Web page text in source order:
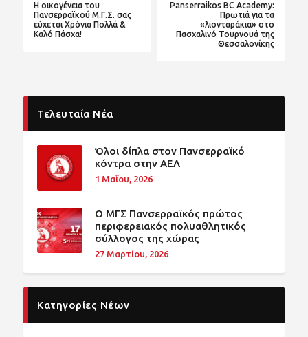
Η οικογένεια του
Πανσερραϊκού Μ.Γ.Σ. σας
εύχεται Χρόνια Πολλά &
Καλό Πάσχα!
Panserraikos BC Academy:
Πρωτιά για τα
«λιονταράκια» στο
Πασχαλινό Τουρνουά της
Θεσσαλονίκης
Τελευταία Νέα
Όλοι δίπλα στον Πανσερραϊκό
κόντρα στην ΑΕΛ
1 Μαΐου, 2026
O ΜΓΣ Πανσερραϊκός πρώτος
περιφερειακός πολυαθλητικός
σύλλογος της χώρας
27 Μαρτίου, 2026
Κατηγορίες Νέων